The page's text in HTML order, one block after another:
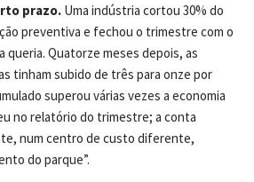
prazo. Uma indústria cortou 30% do
preventiva e fechou o trimestre com o
Quatorze meses depois, as
tinham subido de três para onze por
superou várias vezes a economia
no relatório do trimestre; a conta
num centro de custo diferente,
do parque”.